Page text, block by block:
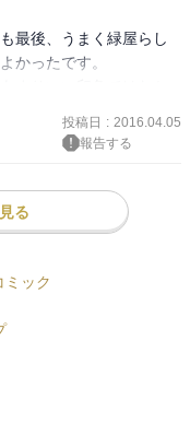
最後、うまく緑屋らし
かったです。
受け、成長している姿
それもすごい楽しみで
投稿日 : 2016.04.05
報告する
る
ミック